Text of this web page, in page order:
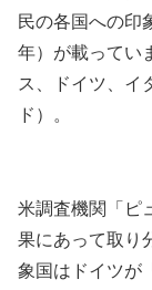
民の各国への印
年）が載ってい
ス、ドイツ、イ
ド）。
米調査機関「ピ
果にあって取り
象国はドイツが